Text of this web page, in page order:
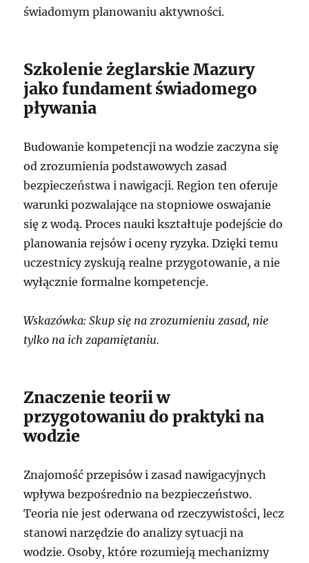
świadomym planowaniu aktywności.
Szkolenie żeglarskie Mazury
jako fundament świadomego
pływania
Budowanie kompetencji na wodzie zaczyna się
od zrozumienia podstawowych zasad
bezpieczeństwa i nawigacji. Region ten oferuje
warunki pozwalające na stopniowe oswajanie
się z wodą. Proces nauki kształtuje podejście do
planowania rejsów i oceny ryzyka. Dzięki temu
uczestnicy zyskują realne przygotowanie, a nie
wyłącznie formalne kompetencje.
Wskazówka: Skup się na zrozumieniu zasad, nie
tylko na ich zapamiętaniu.
Znaczenie teorii w
przygotowaniu do praktyki na
wodzie
Znajomość przepisów i zasad nawigacyjnych
wpływa bezpośrednio na bezpieczeństwo.
Teoria nie jest oderwana od rzeczywistości, lecz
stanowi narzędzie do analizy sytuacji na
wodzie. Osoby, które rozumieją mechanizmy